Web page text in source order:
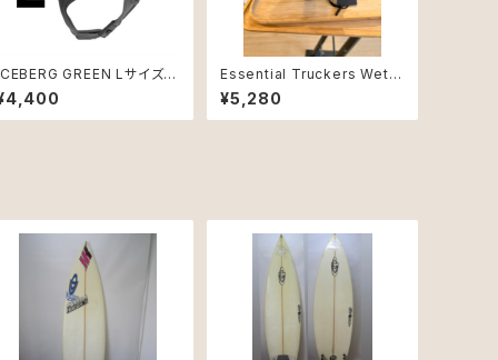
GREEN Lサイズ F
ESSENTIAL SURF CAP
Essential Truckers Wet C
ap Black/Eclipse
¥5,280